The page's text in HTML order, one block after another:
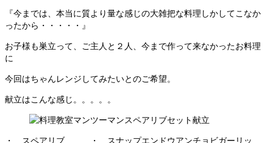
『今までは、本当に質より量な感じの大雑把な料理しかしてこなか
ったから・・・・・』
お子様も巣立って、ご主人と２人、今まで作って来なかったお料理
に
今回はちゃんレンジしてみたいとのご希望。
献立はこんな感じ。。。。。
・ スペアリブ ・ スナップエンドウアンチョビガーリッ